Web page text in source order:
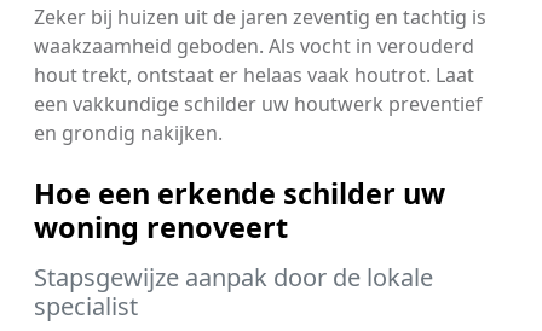
Zeker bij huizen uit de jaren zeventig en tachtig is
waakzaamheid geboden. Als vocht in verouderd
hout trekt, ontstaat er helaas vaak houtrot. Laat
een vakkundige schilder uw houtwerk preventief
en grondig nakijken.
Hoe een erkende schilder uw
woning renoveert
Stapsgewijze aanpak door de lokale
specialist